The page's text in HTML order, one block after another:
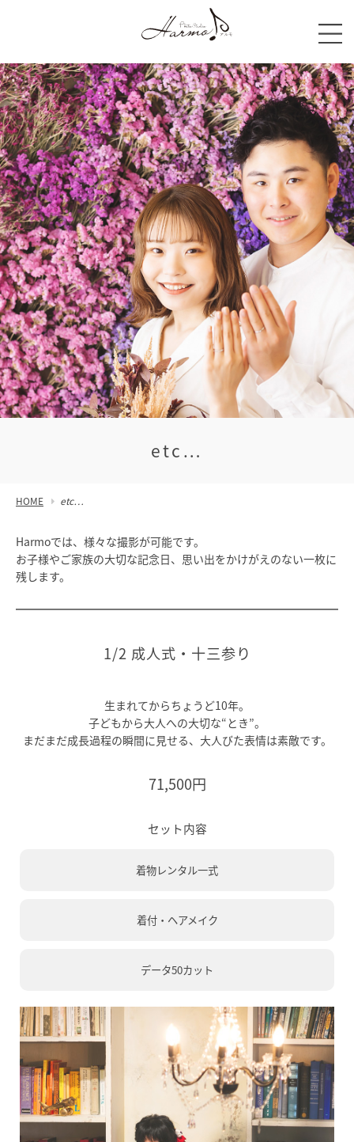
撮影プラン・料金
スタジオ
撮影の流れ
アクセス
ご予約状況カレンダー
WEB予約はこちら
お知らせ
etc…
HOME etc…
Harmoでは、様々な撮影が可能です。
お子様やご家族の大切な記念日、思い出をかけがえのない一枚に
残します。
1/2 成人式・十三参り
生まれてからちょうど10年。
子どもから大人への大切な“とき”。
まだまだ成長過程の瞬間に見せる、大人びた表情は素敵です。
71,500円
セット内容
着物レンタル一式
着付・ヘアメイク
データ50カット